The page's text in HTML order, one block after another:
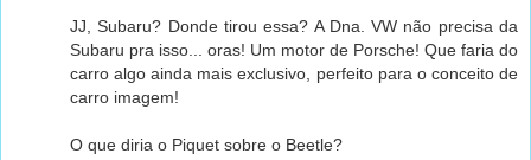
JJ, Subaru? Donde tirou essa? A Dna. VW não precisa da
Subaru pra isso... oras! Um motor de Porsche! Que faria do
carro algo ainda mais exclusivo, perfeito para o conceito de
carro imagem!
O que diria o Piquet sobre o Beetle?